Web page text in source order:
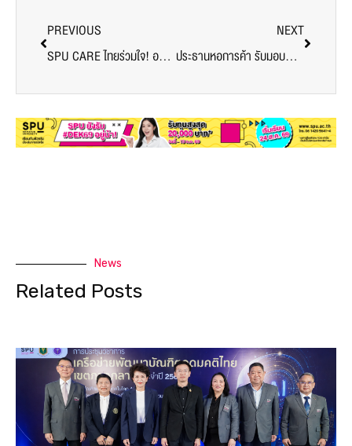
PREVIOUS
SPU CARE ไทยร่วมใจ! อบโอโซนฆ่าเชื้อทำความสะอาดศูนย์ฉีดวัคซีนโควิด-19ม.ศรีปทุม
NEXT
ประธานหอการค้า รับมอบตู้อบโอโซนฆ่าเชื้อจาก ม.ศรีปทุม สู้ภัยโควิด-19
News
Related Posts